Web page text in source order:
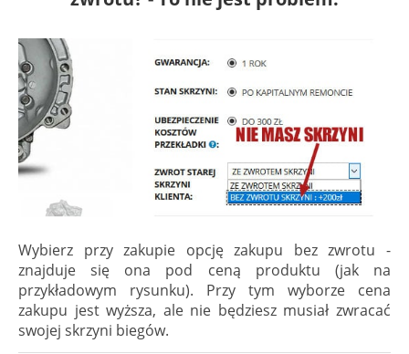
Wybierz przy zakupie opcję zakupu bez zwrotu -
znajduje się ona pod ceną produktu (jak na
przykładowym rysunku). Przy tym wyborze cena
zakupu jest wyższa, ale nie będziesz musiał zwracać
swojej skrzyni biegów.